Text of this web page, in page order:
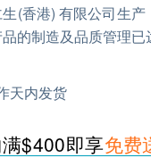
(香港) 有限公司生
的制造及品质管理已
天内发货
$400即享免费